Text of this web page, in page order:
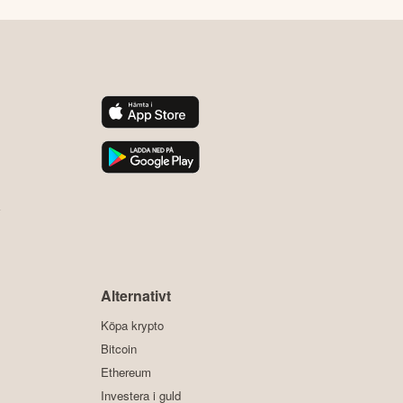
Alternativt
Köpa krypto
Bitcoin
Ethereum
Investera i guld